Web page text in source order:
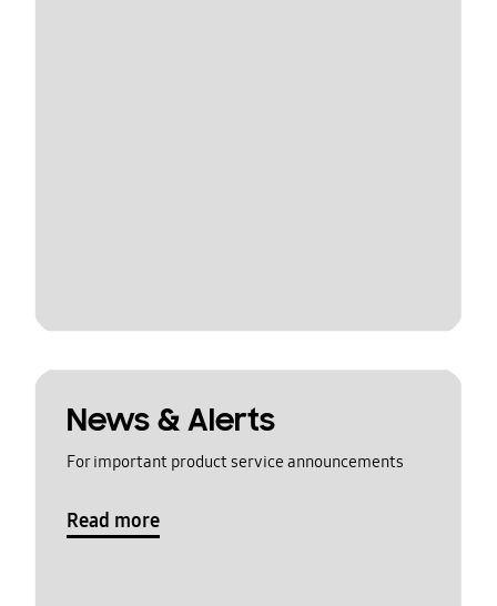
News & Alerts
For important product service announcements
Read more